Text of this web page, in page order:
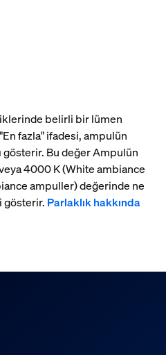
belirli bir lümen
fazla" ifadesi, ampulün
gösterir. Bu değer Ampulün
4000 K (White ambiance
ampuller) değerinde ne
gösterir. Parlaklık hakkında